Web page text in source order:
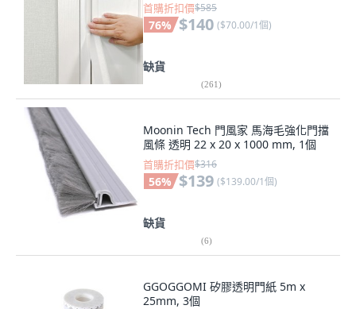
首購折扣價$585
76% $140 ($70.00/1個)
缺貨
(261)
Moonin Tech 門風家 馬海毛強化門擋
風條 透明 22 x 20 x 1000 mm, 1個
首購折扣價$316
56% $139 ($139.00/1個)
缺貨
(6)
GGOGGOMI 矽膠透明門紙 5m x
25mm, 3個